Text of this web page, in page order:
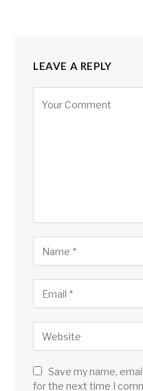
LEAVE A REPLY
Save my name,
for the next time I